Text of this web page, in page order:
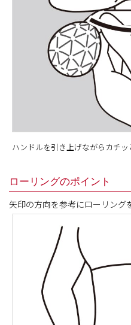
ハンドルを引き上げながらカチッ
ローリングのポイント
矢印の方向を参考にローリング